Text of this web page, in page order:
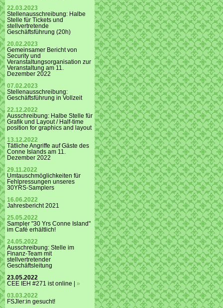
22.03.2023
Stellenausschreibung: Halbe
Stelle für Tickets und
stellvertretende
Geschäftsführung (20h)
20.02.2023
Gemeinsamer Bericht von
Security und
Veranstaltungsorganisation zur
Veranstaltung am 11.
Dezember 2022
07.02.2023
Stellenausschreibung:
Geschäftsführung in Vollzeit
22.12.2022
Ausschreibung: Halbe Stelle für
Grafik und Layout / Half-time
position for graphics and layout
13.12.2022
Tätliche Angriffe auf Gäste des
Conne Islands am 11.
Dezember 2022
29.11.2022
Umtauschmöglichkeiten für
Fehlpressungen unseres
30YRS-Samplers
16.06.2022
Jahresbericht 2021
25.05.2022
Sampler "30 Yrs Conne Island"
im Café erhältlich!
24.05.2022
Ausschreibung: Stelle im
Finanz-Team mit
stellvertretender
Geschäftsleitung
23.05.2022
CEE IEH #271 ist online | »
03.03.2022
FSJler:in gesucht!